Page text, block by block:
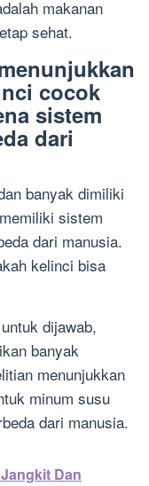
makanan
sehat.
cocok
sistem
dari
banyak dimiliki
sistem
dari manusia.
kelinci bisa
dijawab,
banyak
menunjukkan
minum susu
dari manusia.
Dan